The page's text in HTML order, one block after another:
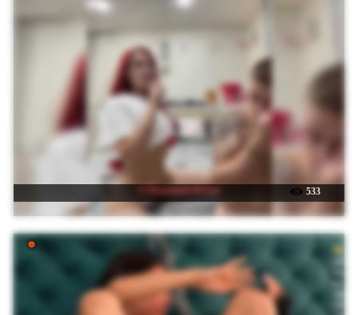
☉ Deynmansalvator 533